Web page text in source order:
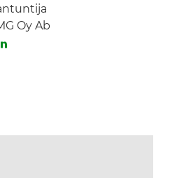
Oy Ab